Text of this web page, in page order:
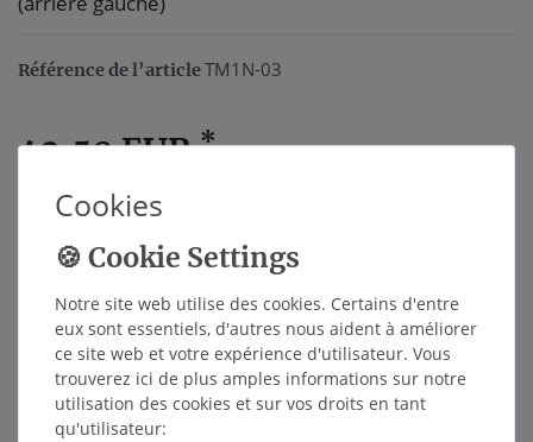
Référence de l’articleTM1N-03
42,50 EUR*
Contenu1
Dans le panier
Liste de souhaits
Cookies
Notre site web utilise des cookies. Certains d'entre
eux sont essentiels, d'autres nous aident à améliorer
ce site web et votre expérience d'utilisateur. Vous
trouverez ici de plus amples informations sur notre
utilisation des cookies et sur vos droits en tant
qu'utilisateur: